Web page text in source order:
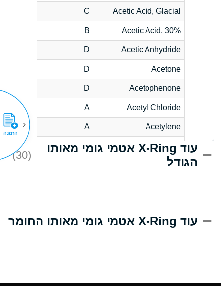
Acetic Acid, Glacial
C
Acetic Acid, 30%
B
Acetic Anhydride
D
Acetone
D
Acetophenone
D
Acetyl Chloride
A
Acetylene
A
Acrlylonitrile
C
Adipic Acid
(Aqueous)
עוד X-Ring אטמי גומי מאותו
הגודל
(30)
עוד X-Ring אטמי גומי מאותו החומר
הזמנה